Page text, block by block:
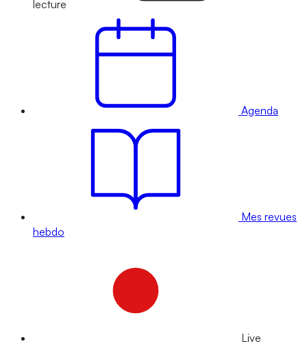
lecture
Agenda
Mes revues
hebdo
Live